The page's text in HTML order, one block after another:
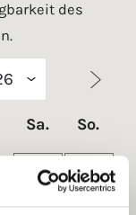
des
Sa. So.
1 2